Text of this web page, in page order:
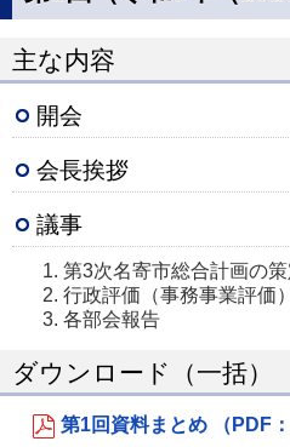
主な内容
開会
会長挨拶
議事
第3次名寄市総合計画の
行政評価（事務事業評価
各部会報告
ダウンロード（一括）
第1回資料まとめ （PDF：